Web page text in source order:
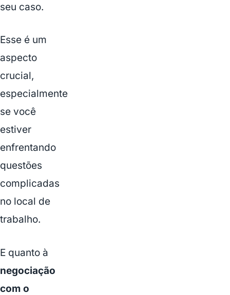
seu caso.
Esse é um
aspecto
crucial,
especialmente
se você
estiver
enfrentando
questões
complicadas
no local de
trabalho.
E quanto à
negociação
com o